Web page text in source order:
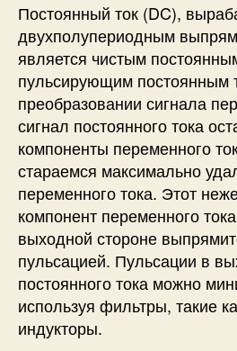
Постоянный ток (DC),
двухполупериодным
является чистым
пульсирующим постоянным
преобразовании сигнала
сигнал постоянного тока
компоненты переменного
стараемся максимально
переменного тока. Этот
компонент переменного
выходной стороне
пульсацией. Пульсации в
постоянного тока можно
используя фильтры, такие
индукторы.